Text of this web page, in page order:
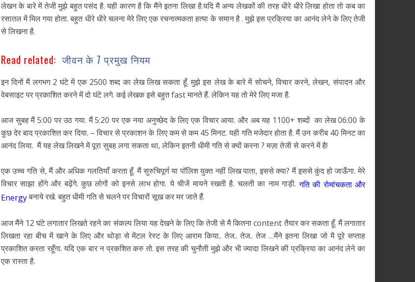
लेखन के बारे में तेजी मुझे बहुत पसंद है. यही कारण है कि मैंने इतना लिखा है.यदि मै अन्य लेखकों की तरह धीरे धीरे लिखा होता तो कब का
रसातल में मिल गया होता. बहुत धीरे धीरे चलना मेरे लिए एक रचनात्मकता हत्या के समान है . मुझे इस प्रक्रिया का आनंद लेने के लिए तेजी
से लिखना है.
Read related: जीवन के 7 प्रमुख नियम
इन दिनों मैं लगभग 2 घंटे में एक 2500 शब्द का लेख लिख सकता हूँ. मुझे इस लेख के बारे में सोचने, विचार करने, लेखन, संपादन और
वेबसाइट पर प्रकाशित करने में दो घंटे लगे. कई लेखक इसे बहुत fast मानते हैं. लेकिन यह तो मेरे लिए मजा है.
आज सुबह मैं 5:00 पर उठ गया. मैं 5:20 पर एक नया अनुच्छेद के लिए एक विचार आया. और अब यह 1100+ शब्दों का लेख 06:00 के
कुछ देर बाद प्रकाशित कर दिया. – विचार से प्रकाशन के लिए कम से कम 45 मिनट. यही गति मजेदार होता है. मैं उन करीब 40 मिनट का
आनंद लिया. मैं यह लेख लिखने में पूरा सुबह लगा सकता था, लेकिन इतनी धीमी गति से क्यों करना ? मज़ा तेजी से करने में है!
एक उच्च गति से, मैं और अधिक गलतियाँ करता हूँ. मैं सुरुचिपूर्ण या पॉलिश युक्त नहीं लिख पाता, इससे क्या? मैं इससे कुंद हो जाऊँगा. मेरे
विचार साझा होंगे और बढ़ेंगे. कुछ लोगों को इनसे लाभ होगा. ये चीजें मायने रखती है. चलती का नाम गाड़ी.गति की रोमांचकता और
Energyबनाये रखे. बहुत धीमी गति से चलने पर विचारों सूख कर मर जाते हैं.
आज मैंने 12 घंटे लगातार लिखते रहने का संकल्प लिया यह देखने के लिए कि तेजी से मै कितना content तैयार कर सकता हूँ. मैं लगातार
लिखता रहा बीच में खाने के लिए और थोड़ा से मेंटल रेस्ट के लिए आराम किया.. तेज.. तेज.. तेज …मैंने इतना लिखा जो मै पूरे सप्ताह
प्रकाशित करता रहूँगा. यदि एक बार न प्रकशित करु तो. इस तरह की चुनौती मुझे और भी ज्यादा लिखने की प्रक्रिया का आनंद लेने का
एक रास्ता है.